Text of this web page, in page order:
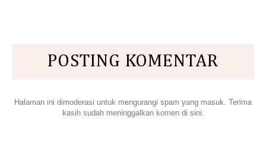
POSTING KOMENTAR
Halaman ini dimoderasi untuk mengurangi spam yang masuk. Terima
kasih sudah meninggalkan komen di sini.